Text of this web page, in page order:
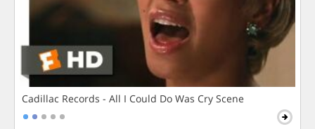
Cadillac Records - All I Could Do Was Cry Scene